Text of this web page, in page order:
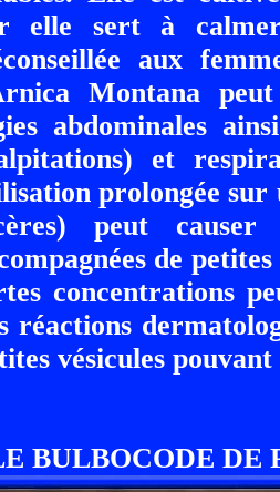
elle sert à
aux
Montana peut
abdominales
et
prolongée sur
peut causer
de
concentrations
réactions
vésicules
BULBOCODE DE